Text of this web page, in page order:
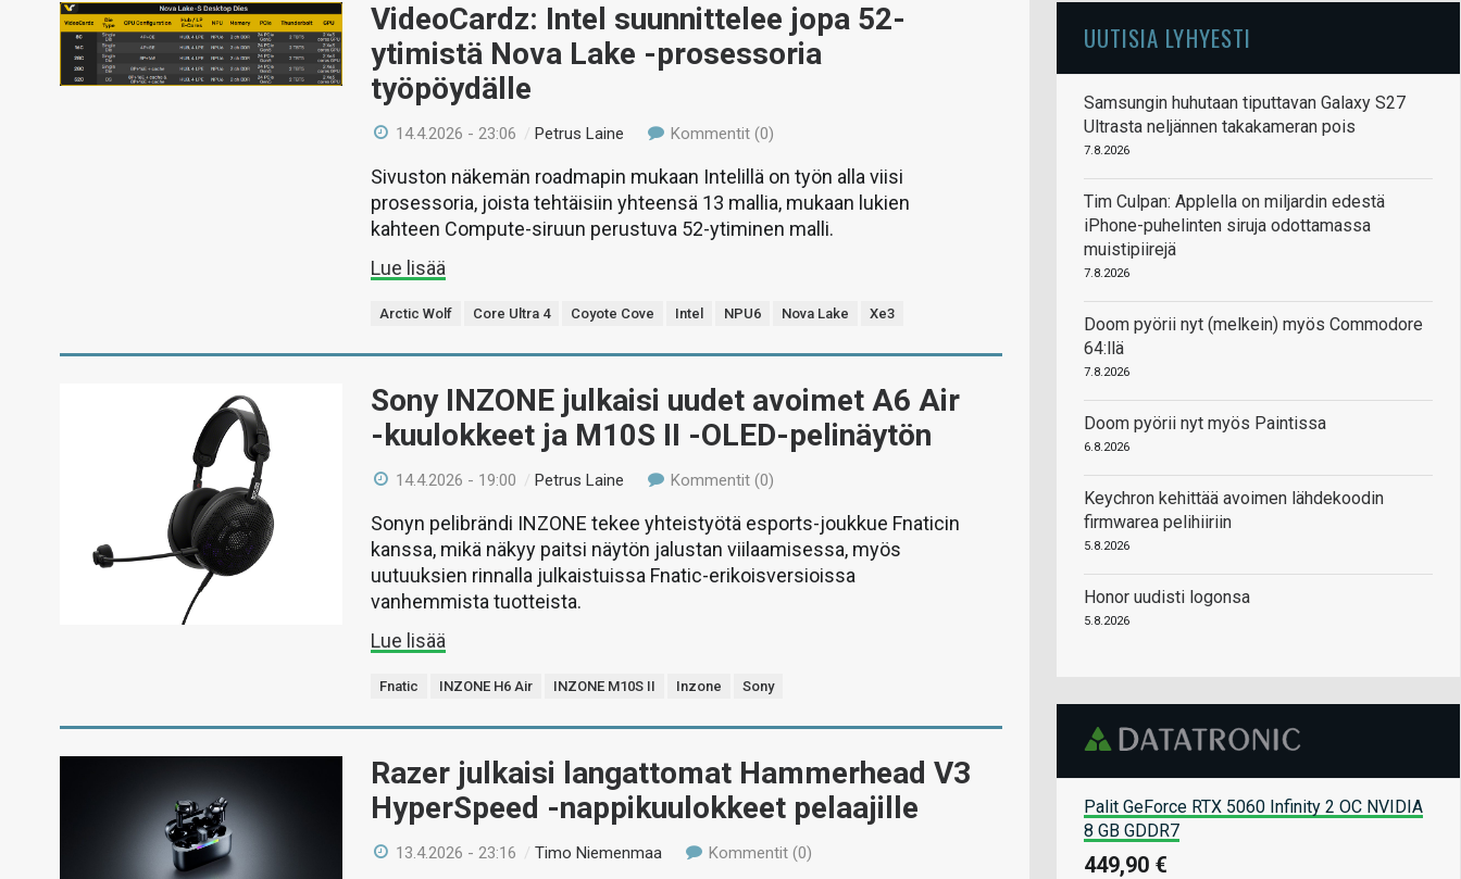
VideoCardz: Intel suunnittelee jopa 52-
ytimistä Nova Lake -prosessoria
työpöydälle
14.4.2026 - 23:06 /Petrus Laine Kommentit (0)
Sivuston näkemän roadmapin mukaan Intelillä on työn alla viisi
prosessoria, joista tehtäisiin yhteensä 13 mallia, mukaan lukien
kahteen Compute-siruun perustuva 52-ytiminen malli.
Lue lisää
Arctic Wolf Core Ultra 4 Coyote Cove Intel NPU6 Nova Lake Xe3
Sony INZONE julkaisi uudet avoimet A6 Air
-kuulokkeet ja M10S II -OLED-pelinäytön
14.4.2026 - 19:00 /Petrus Laine Kommentit (0)
Sonyn pelibrändi INZONE tekee yhteistyötä esports-joukkue Fnaticin
kanssa, mikä näkyy paitsi näytön jalustan viilaamisessa, myös
uutuuksien rinnalla julkaistuissa Fnatic-erikoisversioissa
vanhemmista tuotteista.
Lue lisää
Fnatic INZONE H6 Air INZONE M10S II Inzone Sony
Razer julkaisi langattomat Hammerhead V3
HyperSpeed -nappikuulokkeet pelaajille
13.4.2026 - 23:16 /Timo Niemenmaa Kommentit (0)
UUTISIA LYHYESTI
Samsungin huhutaan tiputtavan Galaxy S27
Ultrasta neljännen takakameran pois
7.8.2026
Tim Culpan: Applella on miljardin edestä
iPhone-puhelinten siruja odottamassa
muistipiirejä
7.8.2026
Doom pyörii nyt (melkein) myös Commodore
64:llä
7.8.2026
Doom pyörii nyt myös Paintissa
6.8.2026
Keychron kehittää avoimen lähdekoodin
firmwarea pelihiiriin
5.8.2026
Honor uudisti logonsa
5.8.2026
Palit GeForce RTX 5060 Infinity 2 OC NVIDIA
8 GB GDDR7
449,90 €